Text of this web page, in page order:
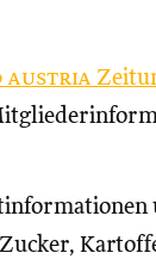
austria